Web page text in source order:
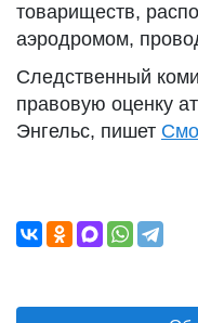
товариществ,
аэродромом,
Следственный
правовую оценку
Энгельс, пишет